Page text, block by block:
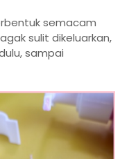
semacam
sulit dikeluarkan,
sampai